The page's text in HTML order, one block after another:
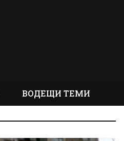
ВОДЕЩИ ТЕМИ